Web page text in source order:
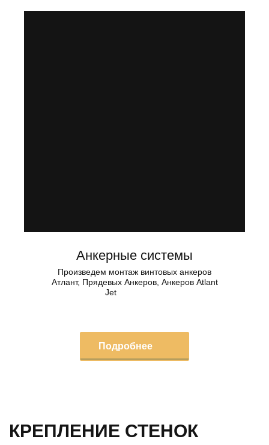
Анкерные системы
Произведем монтаж винтовых анкеров
Атлант, Прядевых Анкеров, Анкеров Atlant
Jet
Подробнее
КРЕПЛЕНИЕ СТЕНОК